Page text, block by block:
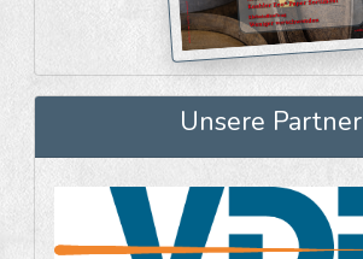
Unsere Partner